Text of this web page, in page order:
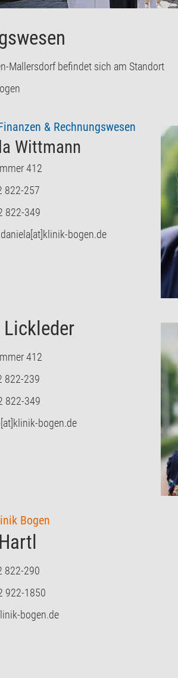
Mallersdorf befindet sich am Standort
& Rechnungswesen
Wittmann
412
822-257
822-349
bogen.de
Lickleder
412
822-239
822-349
bogen.de
Bogen
822-290
922-1850
bogen.de